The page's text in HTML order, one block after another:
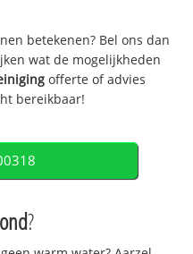
betekenen? Bel ons dan
wat de mogelijkheden
offerte of advies
bereikbaar!
?